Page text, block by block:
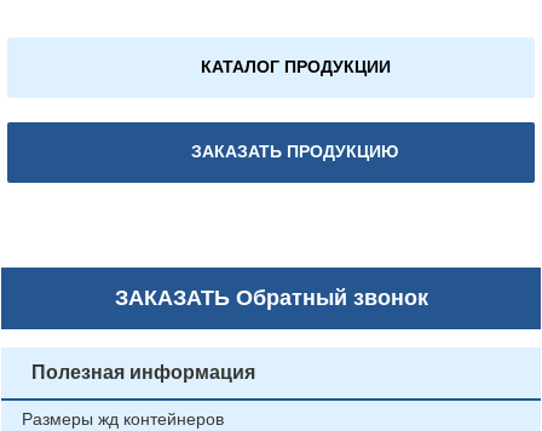
КАТАЛОГ ПРОДУКЦИИ
ЗАКАЗАТЬ ПРОДУКЦИЮ
ЗАКАЗАТЬОбратный звонок
Полезная информация
Размеры жд контейнеров